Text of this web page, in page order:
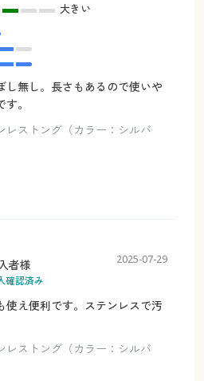
大きい
し無し。長さもあるので使いや
。
ストング（カラー：シルバ
者様
確認済み
2025-07-29
使え便利です。ステンレスで汚
ストング（カラー：シルバ